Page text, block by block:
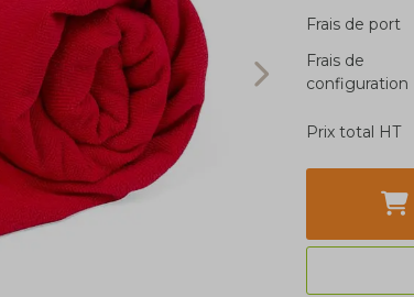
Frais de port
Frais de
configuration
Prix total HT